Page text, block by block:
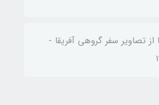
از تصاویر سفر گروهی آفریقا -